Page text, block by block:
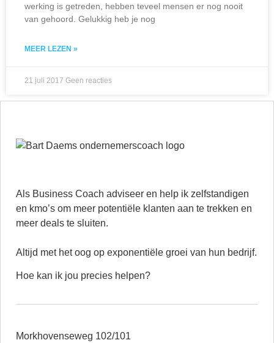
werking is getreden, hebben teveel mensen er nog nooit
van gehoord. Gelukkig heb je nog
MEER LEZEN »
21 juli 2017 Geen reacties
Als Business Coach adviseer en help ik zelfstandigen
en kmo’s om meer potentiële klanten aan te trekken en
meer deals te sluiten.
Altijd met het oog op exponentiële groei van hun bedrijf.
Hoe kan ik jou precies helpen?
Morkhovenseweg 102/101